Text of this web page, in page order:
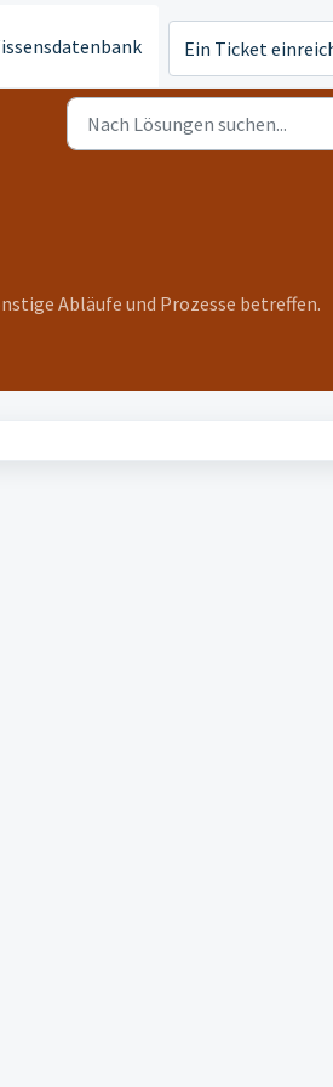
Ein Ticket
Abläufe und Prozesse betreffen.